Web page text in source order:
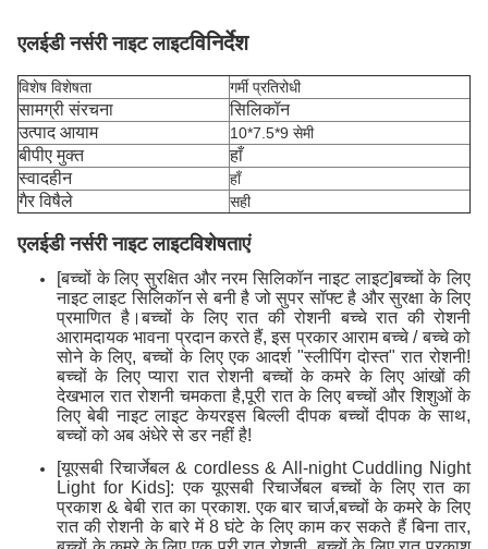
एलईडी नर्सरी नाइट लाइटविनिर्देश
विशेष विशेषता गर्मी प्रतिरोधी
सामग्री संरचना
सिलिकॉन
उत्पाद आयाम
10*7.5*9 सेमी
बीपीए मुक्त
हाँ
स्वादहीन
हाँ
गैर विषैले सही
एलईडी नर्सरी नाइट लाइटविशेषताएं
[बच्चों के लिए सुरक्षित और नरम सिलिकॉन नाइट लाइट]बच्चों के लिए
नाइट लाइट सिलिकॉन से बनी है जो सुपर सॉफ्ट है और सुरक्षा के लिए
प्रमाणित है।बच्चों के लिए रात की रोशनी बच्चे रात की रोशनी
आरामदायक भावना प्रदान करते हैं, इस प्रकार आराम बच्चे / बच्चे को
सोने के लिए, बच्चों के लिए एक आदर्श "स्लीपिंग दोस्त" रात रोशनी!
बच्चों के लिए प्यारा रात रोशनी बच्चों के कमरे के लिए आंखों की
देखभाल रात रोशनी चमकता है,पूरी रात के लिए बच्चों और शिशुओं के
लिए बेबी नाइट लाइट केयरइस बिल्ली दीपक बच्चों दीपक के साथ,
बच्चों को अब अंधेरे से डर नहीं है!
[यूएसबी रिचार्जेबल & cordless & All-night Cuddling Night
Light for Kids]: एक यूएसबी रिचार्जेबल बच्चों के लिए रात का
प्रकाश & बेबी रात का प्रकाश. एक बार चार्ज,बच्चों के कमरे के लिए
रात की रोशनी के बारे में 8 घंटे के लिए काम कर सकते हैं बिना तार,